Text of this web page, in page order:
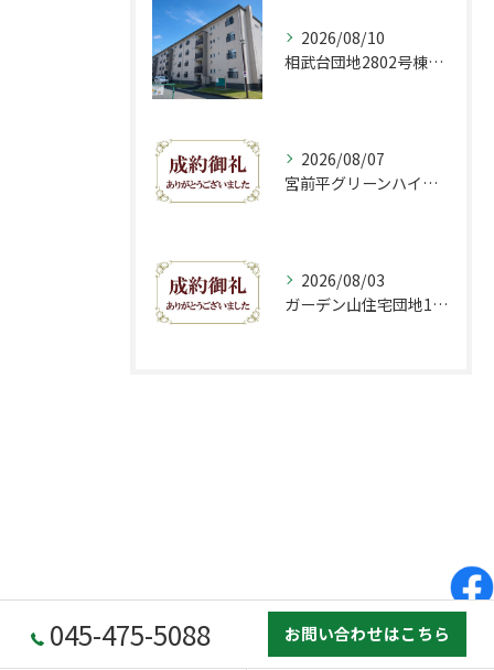
2026/08/10
相武台団地2802号棟販売開始致しました！
2026/08/07
宮前平グリーンハイツ1-B号棟おかげさまでご成約致しました。
2026/08/03
ガーデン山住宅団地10号棟おかげさまでご成約致しました。
045-475-5088 お問い合わせはこちら